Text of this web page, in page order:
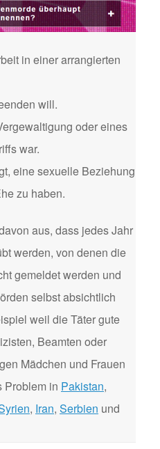
in einer arrangierten
will.
oder eines
war.
eine sexuelle Beziehung
zu haben.
aus, dass jedes Jahr
werden, von denen die
gemeldet werden und
selbst absichtlich
weil die Täter gute
Beamten oder
Mädchen und Frauen
Problem in Pakistan,
, Iran, Serbien und